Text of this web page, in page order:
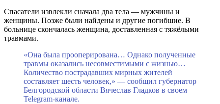
Спасатели извлекли сначала два тела — мужчины и
женщины. Позже были найдены и другие погибшие. В
больнице скончалась женщина, доставленная с тяжёлыми
травмами.
«Она была прооперирована… Однако полученные
травмы оказались несовместимыми с жизнью…
Количество пострадавших мирных жителей
составляет шесть человек,» — сообщил губернатор
Белгородской области Вячеслав Гладков в своем
Telegram-канале.